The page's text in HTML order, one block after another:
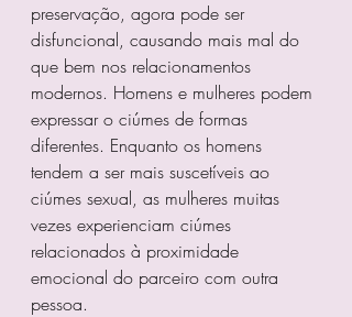
preservação, agora pode ser
disfuncional, causando mais mal do
que bem nos relacionamentos
modernos. Homens e mulheres podem
expressar o ciúmes de formas
diferentes. Enquanto os homens
tendem a ser mais suscetíveis ao
ciúmes sexual, as mulheres muitas
vezes experienciam ciúmes
relacionados à proximidade
emocional do parceiro com outra
pessoa.